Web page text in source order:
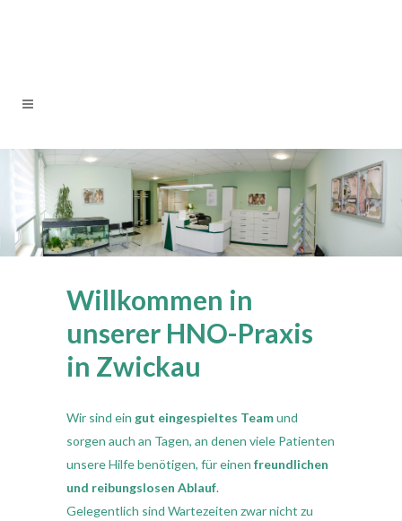
Willkommen in
unserer HNO-Praxis
in Zwickau
Wir sind ein gut eingespieltes Teamund
sorgen auch an Tagen, an denen viele Patienten
unsere Hilfe benötigen, für einen freundlichen
und reibungslosen Ablauf.
Gelegentlich sind Wartezeiten zwar nicht zu